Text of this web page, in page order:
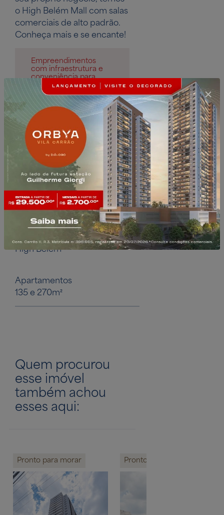
o High Belém Mall com salas
comerciais de alto padrão.
Conheça mais e se encante!
Empreendimentos
com infraestrutura e
conveniência para
quem quer morar ou
investir.
High Belém
Apartamentos
135 e 270m²
High Belém Mall
Quem procurou
esse imóvel
também achou
esses aqui:
Pronto para morar Pronto para morar